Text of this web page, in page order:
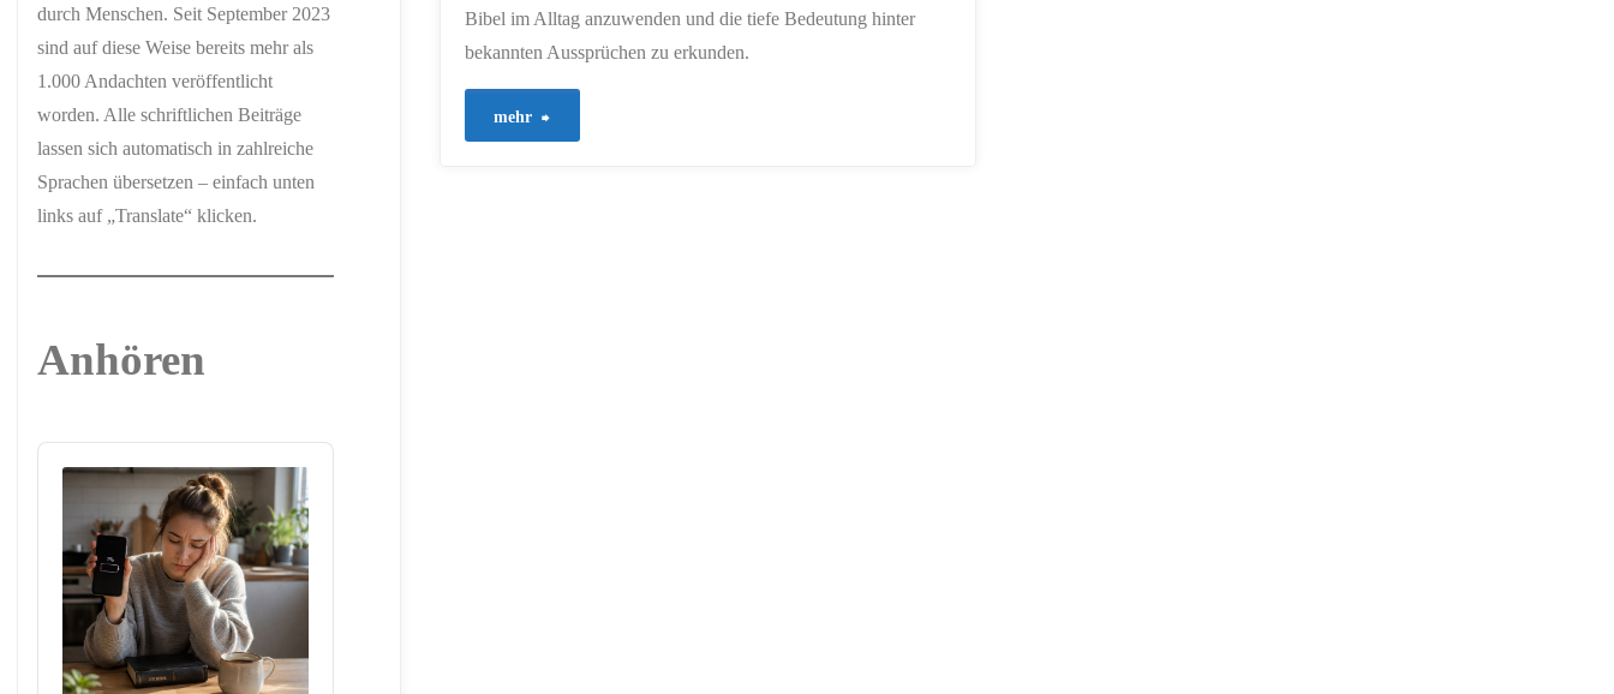
Bibel im Alltag anzuwenden und die tiefe Bedeutung hinter
bekannten Aussprüchen zu erkunden.
mehr "96
durch Menschen. Seit September 2023
sind auf diese Weise bereits mehr als
1.000 Andachten veröffentlicht
worden. Alle schriftlichen Beiträge
lassen sich automatisch in zahlreiche
Sprachen übersetzen – einfach unten
links auf „Translate“ klicken.
Anhören
Audio
Player